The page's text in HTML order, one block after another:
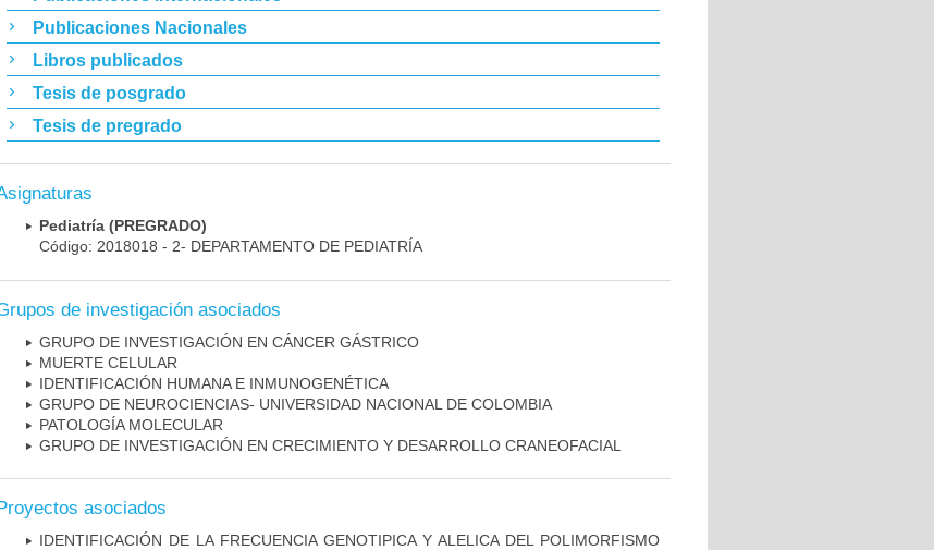
Publicaciones Nacionales
Libros publicados
Tesis de posgrado
Tesis de pregrado
Pediatría (PREGRADO)
Código: 2018018 - 2- DEPARTAMENTO DE PEDIATRÍA
de investigación asociados
GRUPO DE INVESTIGACIÓN EN CÁNCER GÁSTRICO
MUERTE CELULAR
IDENTIFICACIÓN HUMANA E INMUNOGENÉTICA
GRUPO DE NEUROCIENCIAS- UNIVERSIDAD NACIONAL DE COLOMBIA
PATOLOGÍA MOLECULAR
GRUPO DE INVESTIGACIÓN EN CRECIMIENTO Y DESARROLLO CRANEOFACIAL
asociados
IDENTIFICACIÓN DE LA FRECUENCIA GENOTIPICA Y ALELICA DEL POLIMORFISMO